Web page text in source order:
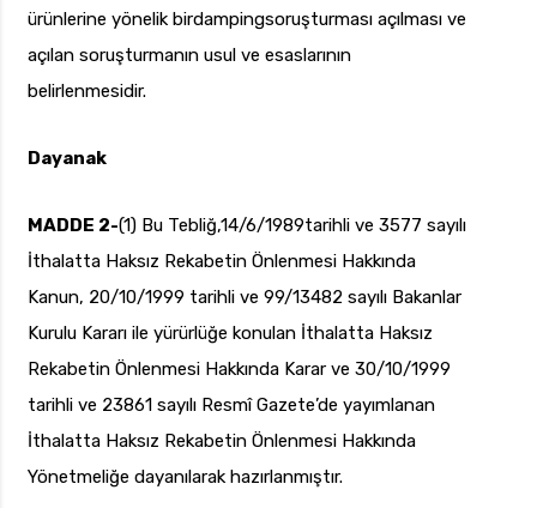
ürünlerine yönelik birdampingsoruşturması açılması ve
açılan soruşturmanın usul ve esaslarının
belirlenmesidir.
Dayanak
MADDE 2-(1) Bu Tebliğ,14/6/1989tarihli ve 3577 sayılı
İthalatta Haksız Rekabetin Önlenmesi Hakkında
Kanun, 20/10/1999 tarihli ve 99/13482 sayılı Bakanlar
Kurulu Kararı ile yürürlüğe konulan İthalatta Haksız
Rekabetin Önlenmesi Hakkında Karar ve 30/10/1999
tarihli ve 23861 sayılı Resmî Gazete’de yayımlanan
İthalatta Haksız Rekabetin Önlenmesi Hakkında
Yönetmeliğe dayanılarak hazırlanmıştır.